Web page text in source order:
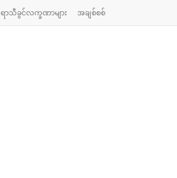
ရာသီခွင်လက္ခဏာများ အချစ်စစ်